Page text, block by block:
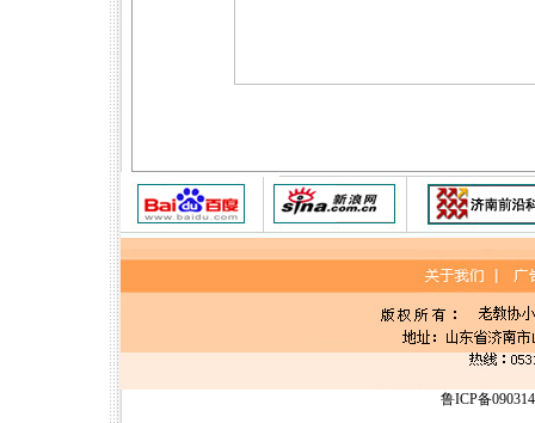
鲁ICP备